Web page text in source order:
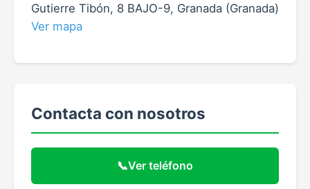
Gutierre Tibón, 8 BAJO-9, Granada (Granada)
Ver mapa
Contacta con nosotros
📞Ver teléfono